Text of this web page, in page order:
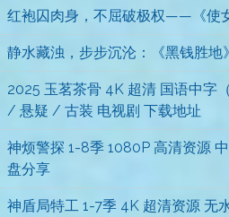
红袍囚肉身，不屈破极权——《使
静水藏浊，步步沉沦：《黑钱胜
2025 玉茗茶骨 4K 超清 国语中字
/ 悬疑 / 古装 电视剧 下载地址
神烦警探 1-8季 1080P 高清资源
盘分享
神盾局特工 1-7季 4K 超清资源 无